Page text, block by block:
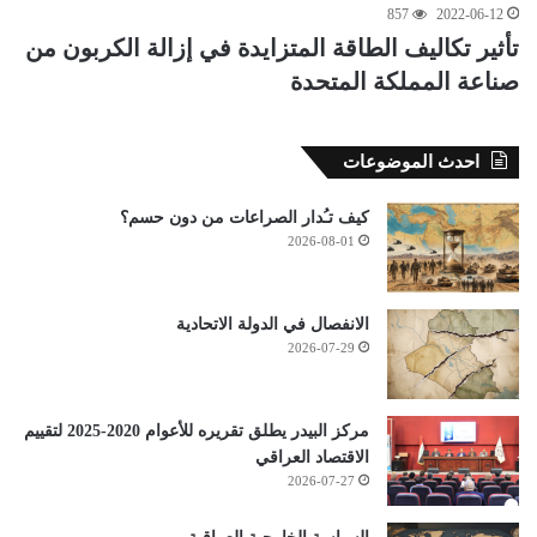
2022-06-12
857
تأثير تكاليف الطاقة المتزايدة في إزالة الكربون من
صناعة المملكة المتحدة
احدث الموضوعات
كيف تـُدار الصراعات من دون حسم؟
2026-08-01
الانفصال في الدولة الاتحادية
2026-07-29
مركز البيدر يطلق تقريره للأعوام 2020-2025 لتقييم
الاقتصاد العراقي
2026-07-27